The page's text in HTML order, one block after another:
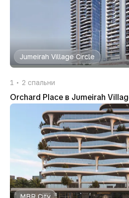
Jumeirah Village Circle
1 2 спальни
Orchard Place в Jumeirah
MBR City